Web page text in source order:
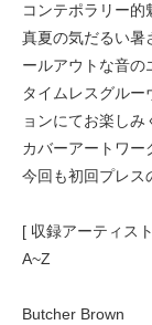
コンテポラリー
真夏の気だるい暑
ールアウトな音の
タイムレスグル
ョンにてお楽しみ
カバーアートワー
今回も初回プレス
[ 収録アーティス
A~Z
Butcher Brown